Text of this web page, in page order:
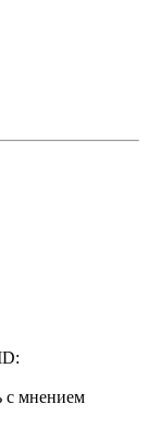
с мнением